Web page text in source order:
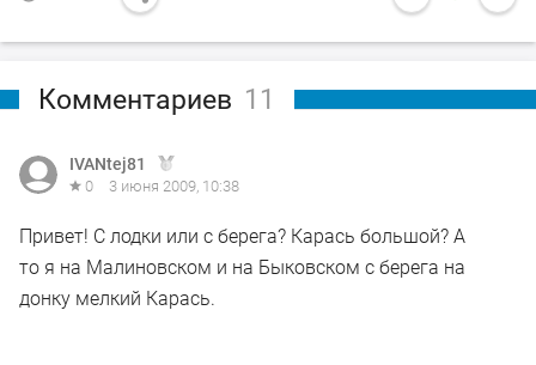
Комментариев 11
IVANtej81
0 3 июня 2009, 10:38
Привет! С лодки или с берега? Карась большой? А
то я на Малиновском и на Быковском с берега на
донку мелкий Карась.